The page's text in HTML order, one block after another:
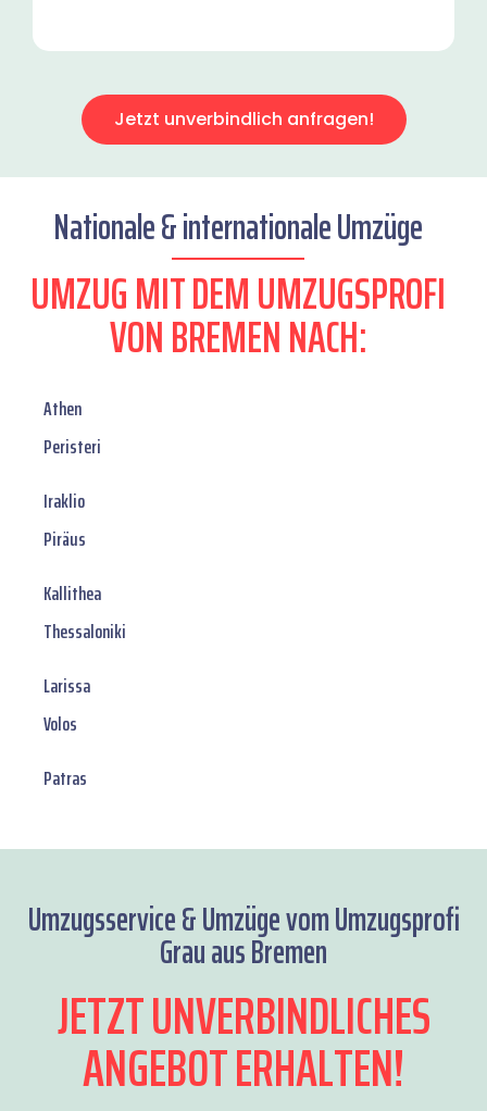
Jetzt unverbindlich anfragen!
Nationale & internationale Umzüge
UMZUG MIT DEM UMZUGSPROFI
VON BREMEN NACH:
Athen
Peristeri
Iraklio
Piräus
Kallithea
Thessaloniki
Larissa
Volos
Patras
Umzugsservice & Umzüge vom Umzugsprofi
Grau aus Bremen
JETZT UNVERBINDLICHES
ANGEBOT ERHALTEN!